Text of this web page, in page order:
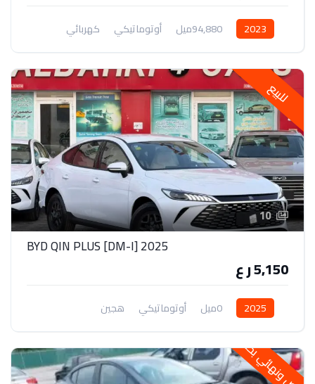
2023 94,880ميل أوتوماتيكي كهربائي
للبيع
10
2025 [DM-I] BYD QIN PLUS
5,150 ر ع
2025 0ميل أوتوماتيكي هجين